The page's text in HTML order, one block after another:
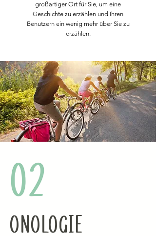
großartiger Ort für Sie, um eine
Geschichte zu erzählen und Ihren
Benutzern ein wenig mehr über Sie zu
erzählen.
02
Önologie